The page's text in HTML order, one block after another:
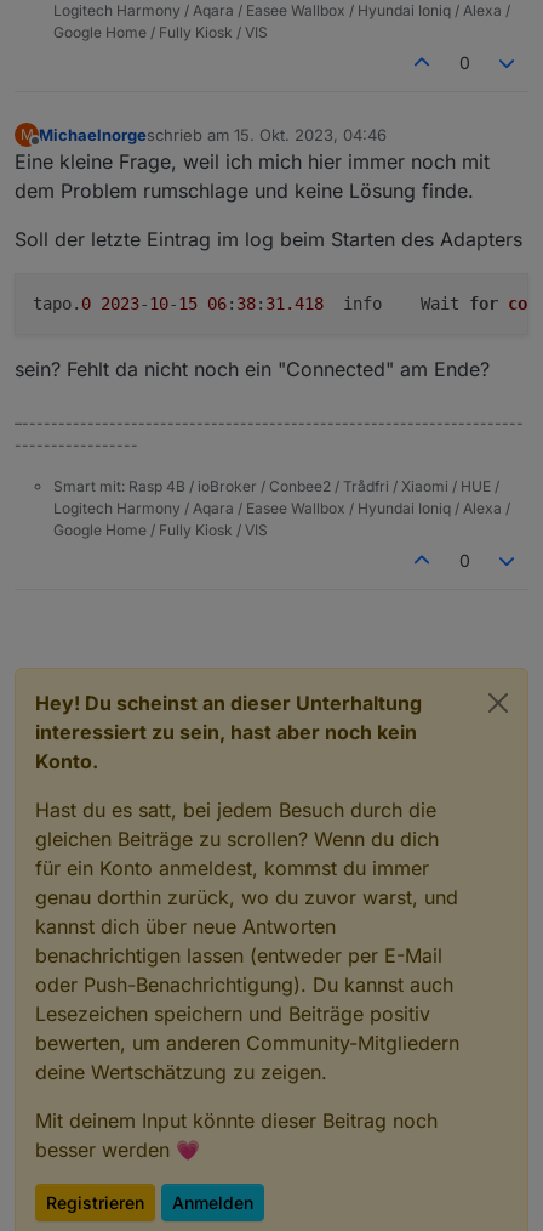
Logitech Harmony / Aqara / Easee Wallbox / Hyundai Ioniq / Alexa /
Google Home / Fully Kiosk / VIS
0
M
Offline
Michaelnorgeschrieb am 15. Okt. 2023, 04:46
zuletzt editiert von
Eine kleine Frage, weil ich mich hier immer noch mit
dem Problem rumschlage und keine Lösung finde.
Soll der letzte Eintrag im log beim Starten des Adapters
tapo. 0 2023-10-15 06: 38: 31.418
	info	Wait
for
sein? Fehlt da nicht noch ein "Connected" am Ende?
–---------------------------------------------------------------------
-----------------
Smart mit: Rasp 4B / ioBroker / Conbee2 / Trådfri / Xiaomi / HUE /
Logitech Harmony / Aqara / Easee Wallbox / Hyundai Ioniq / Alexa /
Google Home / Fully Kiosk / VIS
0
Hey! Du scheinst an dieser Unterhaltung
interessiert zu sein, hast aber noch kein
Konto.
Hast du es satt, bei jedem Besuch durch die
gleichen Beiträge zu scrollen? Wenn du dich
für ein Konto anmeldest, kommst du immer
genau dorthin zurück, wo du zuvor warst, und
kannst dich über neue Antworten
benachrichtigen lassen (entweder per E-Mail
oder Push-Benachrichtigung). Du kannst auch
Lesezeichen speichern und Beiträge positiv
bewerten, um anderen Community-Mitgliedern
deine Wertschätzung zu zeigen.
Mit deinem Input könnte dieser Beitrag noch
besser werden 💗
Registrieren Anmelden